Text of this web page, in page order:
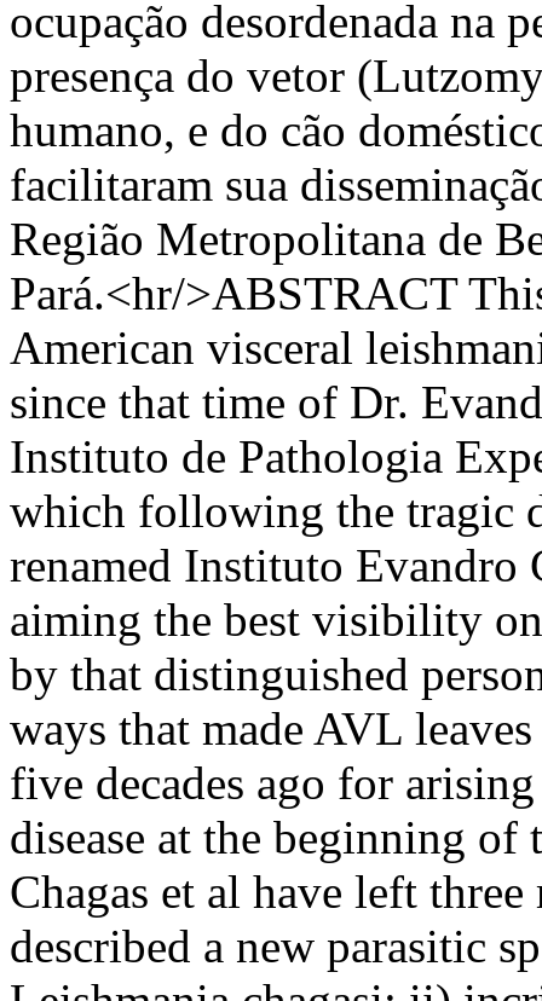
ocupação desordenada na
presença do vetor
humano, e do cão
facilitaram sua
Região Metropolitana de
Pará.<hr/>ABSTRACT
American visceral
since that time of Dr.
Instituto de Pathologia
which following the tragic
renamed Instituto Evandro
aiming the best visibility
by that distinguished
ways that made AVL
five decades ago for
disease at the beginning
Chagas et al have left
described a new parasitic